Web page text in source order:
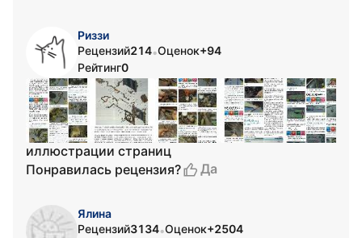
Риззи
Рецензий214•Оценок+94
Рейтинг0
иллюстрации страниц
Понравилась рецензия?
Да
Ялина
Рецензий3134•Оценок+2504